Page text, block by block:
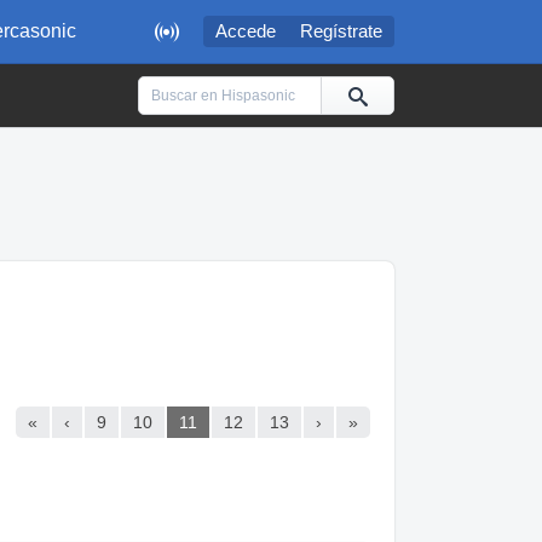
 Accede Regístrate
« ‹ 9 10 11 12 13 › »